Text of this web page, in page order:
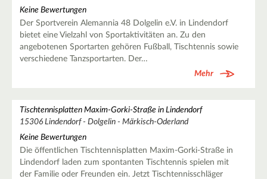
Keine Bewertungen
Der Sportverein Alemannia 48 Dolgelin e.V. in Lindendorf
bietet eine Vielzahl von Sportaktivitäten an. Zu den
angebotenen Sportarten gehören Fußball, Tischtennis sowie
verschiedene Tanzsportarten. Der…
Mehr
Tischtennisplatten Maxim-Gorki-Straße in Lindendorf
15306 Lindendorf - Dolgelin - Märkisch-Oderland
Keine Bewertungen
Die öffentlichen Tischtennisplatten Maxim-Gorki-Straße in
Lindendorf laden zum spontanten Tischtennis spielen mit
der Familie oder Freunden ein. Jetzt Tischtennisschläger